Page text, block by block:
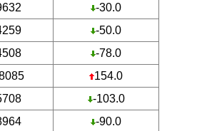
-30.0
-50.0
-78.0
154.0
-103.0
-90.0